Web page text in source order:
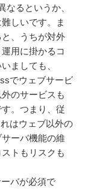
るというか、
しいです。ま
、うちが対外
用に掛かるコ
ましても、
でウェブサービ
のサービスも
。つまり、従
はウェブ以外の
ーバ機能の維
トもリスクも
バが必須で